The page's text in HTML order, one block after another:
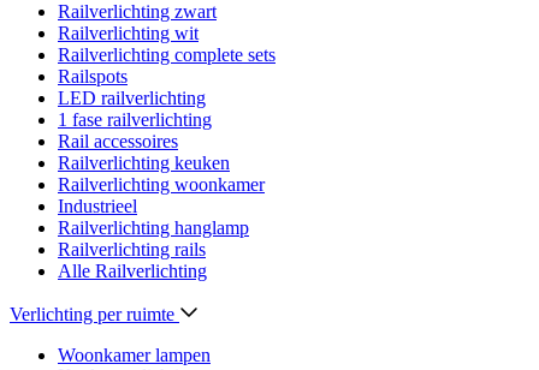
Railverlichting zwart
Railverlichting wit
Railverlichting complete sets
Railspots
LED railverlichting
1 fase railverlichting
Rail accessoires
Railverlichting keuken
Railverlichting woonkamer
Industrieel
Railverlichting hanglamp
Railverlichting rails
Alle Railverlichting
Verlichting per ruimte
Woonkamer lampen